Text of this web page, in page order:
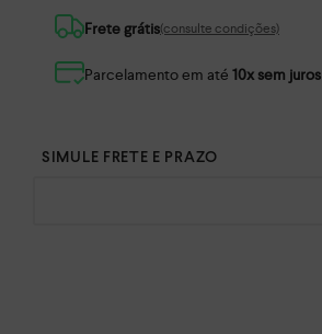
Frete grátis(consulte condições)
Parcelamento em até 10x sem juros